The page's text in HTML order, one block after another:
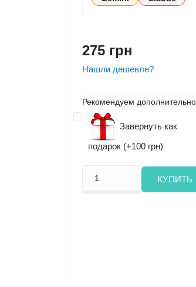
275 грн
Нашли дешевле?
Рекомендуем дополнительно
Завернуть как
подарок (+100 грн)
КУПИТЬ